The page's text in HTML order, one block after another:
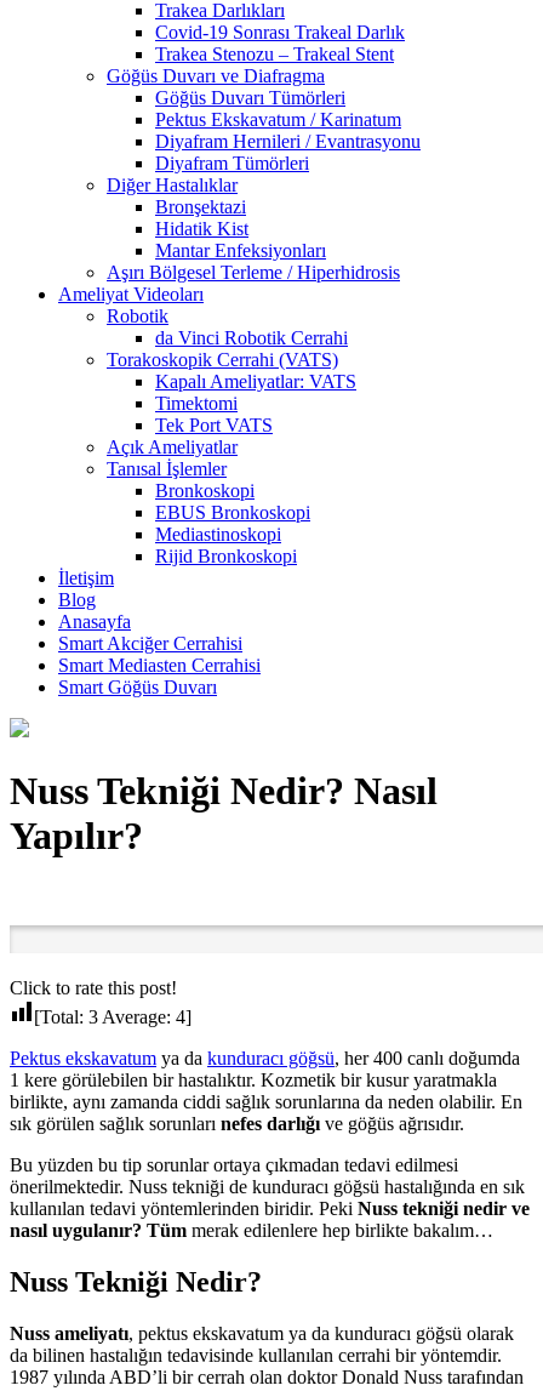
Trakea Darlıkları
Covid-19 Sonrası Trakeal Darlık
Trakea Stenozu – Trakeal Stent
Göğüs Duvarı ve Diafragma
Göğüs Duvarı Tümörleri
Pektus Ekskavatum / Karinatum
Diyafram Hernileri / Evantrasyonu
Diyafram Tümörleri
Diğer Hastalıklar
Bronşektazi
Hidatik Kist
Mantar Enfeksiyonları
Aşırı Bölgesel Terleme / Hiperhidrosis
Ameliyat Videoları
Robotik
da Vinci Robotik Cerrahi
Torakoskopik Cerrahi (VATS)
Kapalı Ameliyatlar: VATS
Timektomi
Tek Port VATS
Açık Ameliyatlar
Tanısal İşlemler
Bronkoskopi
EBUS Bronkoskopi
Mediastinoskopi
Rijid Bronkoskopi
İletişim
Blog
Anasayfa
Smart Akciğer Cerrahisi
Smart Mediasten Cerrahisi
Smart Göğüs Duvarı
Nuss Tekniği Nedir? Nasıl
Yapılır?
Click to rate this post!
[Total: 3 Average: 4]
Pektus ekskavatum ya da kunduracı göğsü, her 400 canlı doğumda
1 kere görülebilen bir hastalıktır. Kozmetik bir kusur yaratmakla
birlikte, aynı zamanda ciddi sağlık sorunlarına da neden olabilir. En
sık görülen sağlık sorunları nefes darlığı ve göğüs ağrısıdır.
Bu yüzden bu tip sorunlar ortaya çıkmadan tedavi edilmesi
önerilmektedir. Nuss tekniği de kunduracı göğsü hastalığında en sık
kullanılan tedavi yöntemlerinden biridir. Peki Nuss tekniği nedir ve
nasıl uygulanır? Tüm merak edilenlere hep birlikte bakalım…
Nuss Tekniği Nedir?
Nuss ameliyatı, pektus ekskavatum ya da kunduracı göğsü olarak
da bilinen hastalığın tedavisinde kullanılan cerrahi bir yöntemdir.
1987 yılında ABD’li bir cerrah olan doktor Donald Nuss tarafından